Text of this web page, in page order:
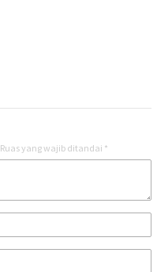
Ruas yang wajib ditandai *